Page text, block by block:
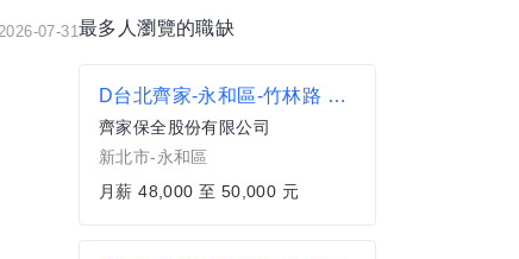
07-31 最多人瀏覽的職缺
D台北齊家-永和區-竹林路 機電副理 50K
齊家保全股份有限公司
新北市-永和區
月薪 48,000 至 50,000 元